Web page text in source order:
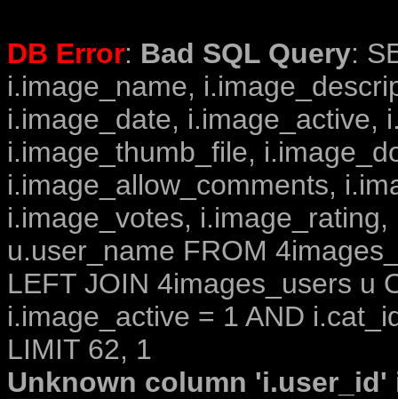
DB Error: Bad SQL Query:
i.image_name,
i.image_date, i.image_active,
i.image_thumb_file,
i.image_allow_comments,
i.image_votes,
u.user_name FROM
LEFT JOIN 4images_users u
i.image_active = 1 AND
LIMIT 62, 1
Unknown column